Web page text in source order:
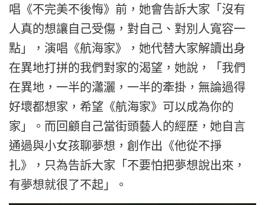
唱《不完美不後悔》前，她會告訴大家「沒有
人真的想讓自己受傷，對自己、對別人寬容一
點」，演唱《航海家》，她代替大家解讀出身
在異地打拼的我們對家的渴望，她說，「我們
在異地，一半的瀟灑，一半的牽掛，無論過得
好壞都想家，希望《航海家》可以成為你的
家」。而回顧自己當街頭藝人的經歷，她自言
通過與小女孩聊夢想，創作出《他從不掙
扎》，只為告訴大家「不要怕把夢想說出來，
有夢想就很了不起」。